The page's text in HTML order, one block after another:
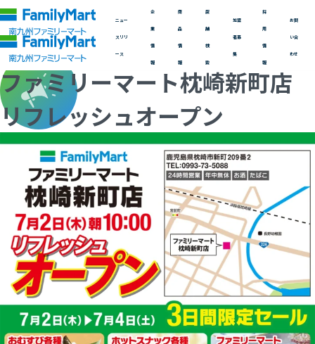
コ
ン
テ
ン
ツ
へ
ス
キ
ッ
ニュー
スリリ
ース
企
業
情
報
商
品
情
報
店
舗
検
索
加盟
者募
集
採
用
情
報
お問
い合
わせ
Information
店舗情報
Update:2026.07.02
Category: 店舗情報
ファミリーマート枕崎新町店
リフレッシュオープン